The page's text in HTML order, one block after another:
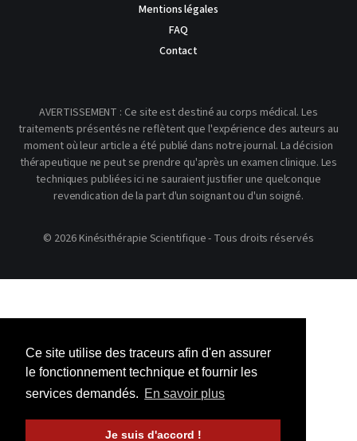
Ce site utilise des traceurs afin d'en assurer
le fonctionnement technique et fournir les
services demandés. En savoir plus
Je suis d'accord !
Mentions légales
FAQ
Contact
AVERTISSEMENT : Ce site est destiné au corps médical. Les
traitements présentés ne reflètent que l'expérience des auteurs au
moment où leur article a été publié dans notre journal. La décision
thérapeutique ne peut se prendre qu'après un examen clinique. Les
techniques publiées ici ne sauraient justifier une quelconque
revendication de la part d'un soignant ou d'un soigné.
© 2026 Kinésithérapie Scientifique - Tous droits réservés